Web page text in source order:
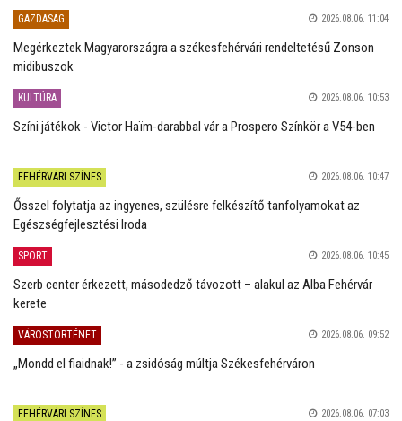
GAZDASÁG 2026.08.06. 11:04
Megérkeztek Magyarországra a székesfehérvári rendeltetésű Zonson
midibuszok
KULTÚRA 2026.08.06. 10:53
Színi játékok - Victor Haïm-darabbal vár a Prospero Színkör a V54-ben
FEHÉRVÁRI SZÍNES 2026.08.06. 10:47
Ősszel folytatja az ingyenes, szülésre felkészítő tanfolyamokat az
Egészségfejlesztési Iroda
SPORT 2026.08.06. 10:45
Szerb center érkezett, másodedző távozott – alakul az Alba Fehérvár
kerete
VÁROSTÖRTÉNET 2026.08.06. 09:52
„Mondd el fiaidnak!” - a zsidóság múltja Székesfehérváron
FEHÉRVÁRI SZÍNES 2026.08.06. 07:03